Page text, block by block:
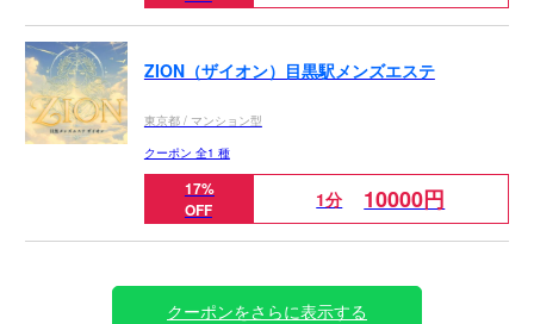
ZION（ザイオン）目黒駅メンズエステ
東京都 / マンション型
クーポン 全1 種
17%
OFF
1分 10000円
クーポンをさらに表示する